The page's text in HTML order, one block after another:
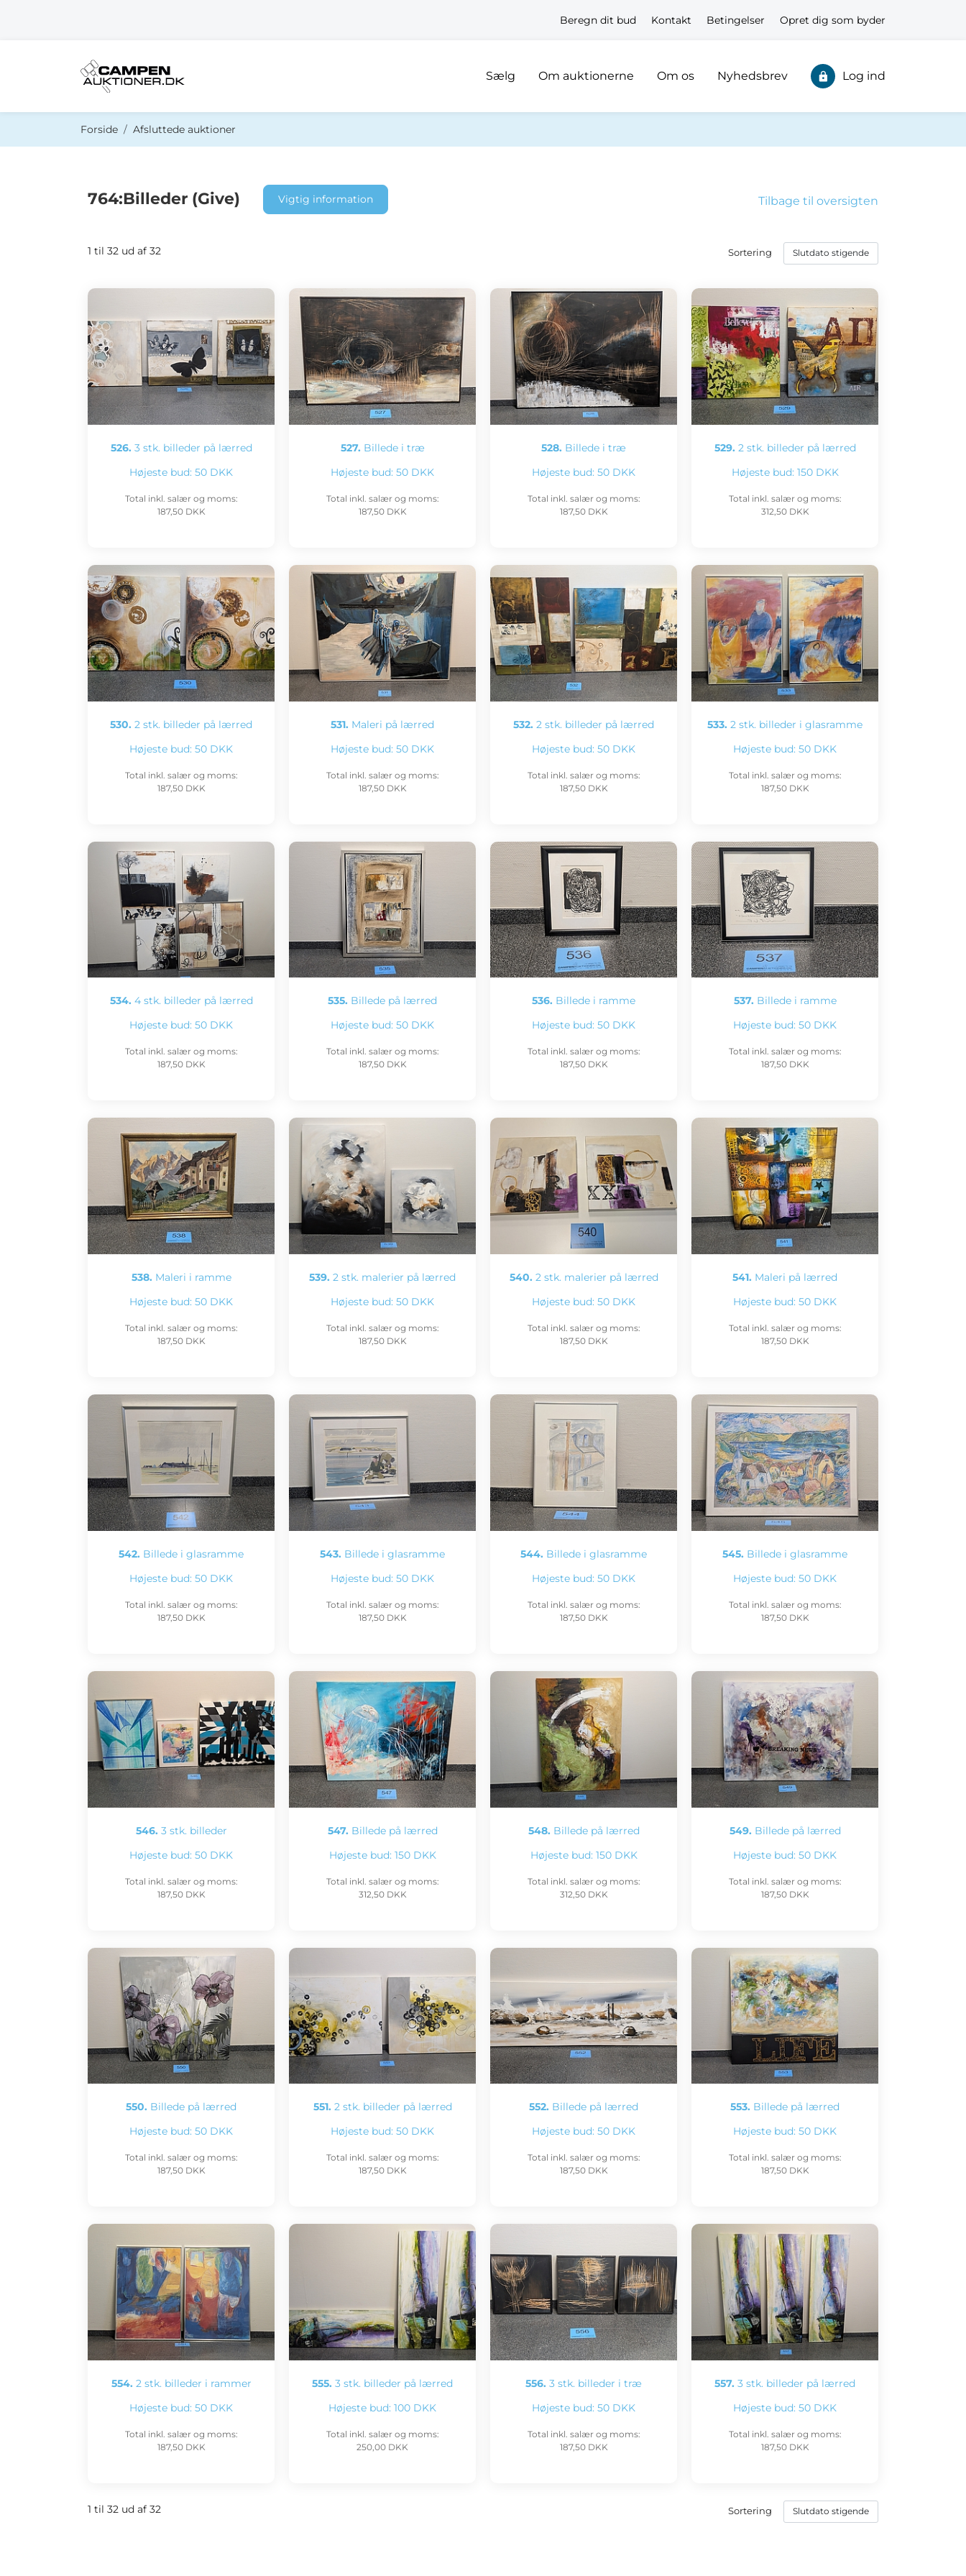
Beregn dit bud Kontakt Betingelser Opret dig som byder
Sælg Om auktionerne Om os Nyhedsbrev Log ind
Forside Afsluttede auktioner
Tilbage til oversigten
764:Billeder (Give) Vigtig information
1 til 32 ud af 32 Sortering
526. 3 stk. billeder på lærred
Højeste bud: 50 DKK
Total inkl. salær og moms:
187,50 DKK
527. Billede i træ
Højeste bud: 50 DKK
Total inkl. salær og moms:
187,50 DKK
528. Billede i træ
Højeste bud: 50 DKK
Total inkl. salær og moms:
187,50 DKK
529. 2 stk. billeder på lærred
Højeste bud: 150 DKK
Total inkl. salær og moms:
312,50 DKK
530. 2 stk. billeder på lærred
Højeste bud: 50 DKK
Total inkl. salær og moms:
187,50 DKK
531. Maleri på lærred
Højeste bud: 50 DKK
Total inkl. salær og moms:
187,50 DKK
532. 2 stk. billeder på lærred
Højeste bud: 50 DKK
Total inkl. salær og moms:
187,50 DKK
533. 2 stk. billeder i glasramme
Højeste bud: 50 DKK
Total inkl. salær og moms:
187,50 DKK
534. 4 stk. billeder på lærred
Højeste bud: 50 DKK
Total inkl. salær og moms:
187,50 DKK
535. Billede på lærred
Højeste bud: 50 DKK
Total inkl. salær og moms:
187,50 DKK
536. Billede i ramme
Højeste bud: 50 DKK
Total inkl. salær og moms:
187,50 DKK
537. Billede i ramme
Højeste bud: 50 DKK
Total inkl. salær og moms:
187,50 DKK
538. Maleri i ramme
Højeste bud: 50 DKK
Total inkl. salær og moms:
187,50 DKK
539. 2 stk. malerier på lærred
Højeste bud: 50 DKK
Total inkl. salær og moms:
187,50 DKK
540. 2 stk. malerier på lærred
Højeste bud: 50 DKK
Total inkl. salær og moms:
187,50 DKK
541. Maleri på lærred
Højeste bud: 50 DKK
Total inkl. salær og moms:
187,50 DKK
542. Billede i glasramme
Højeste bud: 50 DKK
Total inkl. salær og moms:
187,50 DKK
543. Billede i glasramme
Højeste bud: 50 DKK
Total inkl. salær og moms:
187,50 DKK
544. Billede i glasramme
Højeste bud: 50 DKK
Total inkl. salær og moms:
187,50 DKK
545. Billede i glasramme
Højeste bud: 50 DKK
Total inkl. salær og moms:
187,50 DKK
546. 3 stk. billeder
Højeste bud: 50 DKK
Total inkl. salær og moms:
187,50 DKK
547. Billede på lærred
Højeste bud: 150 DKK
Total inkl. salær og moms:
312,50 DKK
548. Billede på lærred
Højeste bud: 150 DKK
Total inkl. salær og moms:
312,50 DKK
549. Billede på lærred
Højeste bud: 50 DKK
Total inkl. salær og moms:
187,50 DKK
550. Billede på lærred
Højeste bud: 50 DKK
Total inkl. salær og moms:
187,50 DKK
551. 2 stk. billeder på lærred
Højeste bud: 50 DKK
Total inkl. salær og moms:
187,50 DKK
552. Billede på lærred
Højeste bud: 50 DKK
Total inkl. salær og moms:
187,50 DKK
553. Billede på lærred
Højeste bud: 50 DKK
Total inkl. salær og moms:
187,50 DKK
554. 2 stk. billeder i rammer
Højeste bud: 50 DKK
Total inkl. salær og moms:
187,50 DKK
555. 3 stk. billeder på lærred
Højeste bud: 100 DKK
Total inkl. salær og moms:
250,00 DKK
556. 3 stk. billeder i træ
Højeste bud: 50 DKK
Total inkl. salær og moms:
187,50 DKK
557. 3 stk. billeder på lærred
Højeste bud: 50 DKK
Total inkl. salær og moms:
187,50 DKK
1 til 32 ud af 32 Sortering